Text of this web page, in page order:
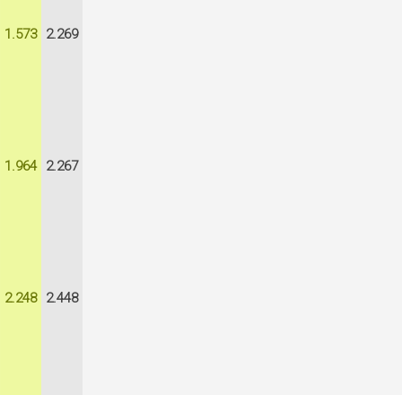
1.573 2.269
1.964 2.267
2.248 2.448